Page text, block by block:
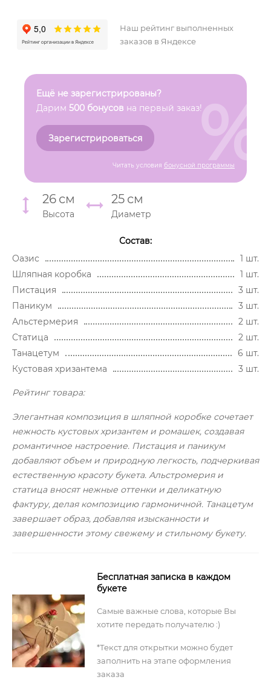
Наш рейтинг выполненных
заказов в Яндексе
Ещё не зарегистрированы?
Дарим 500 бонусов на первый заказ!
Зарегистрироваться
Читать условия бонусной программы
%
26 см
Высота
25 см
Диаметр
Состав:
Оазис
1 шт.
Шляпная коробка
1 шт.
Пистация
3 шт.
Паникум
3 шт.
Альстермерия
2 шт.
Статица
2 шт.
Танацетум
6 шт.
Кустовая хризантема
3 шт.
Рейтинг товара:
Элегантная композиция в шляпной коробке сочетает
нежность кустовых хризантем и ромашек, создавая
романтичное настроение. Пистация и паникум
добавляют объем и природную легкость, подчеркивая
естественную красоту букета. Альстромерия и
статица вносят нежные оттенки и деликатную
фактуру, делая композицию гармоничной. Танацетум
завершает образ, добавляя изысканности и
завершенности этому свежему и стильному букету.
Бесплатная записка в каждом
букете
Самые важные слова, которые Вы
хотите передать получателю :)
*Текст для открытки можно будет
заполнить на этапе оформления
заказа